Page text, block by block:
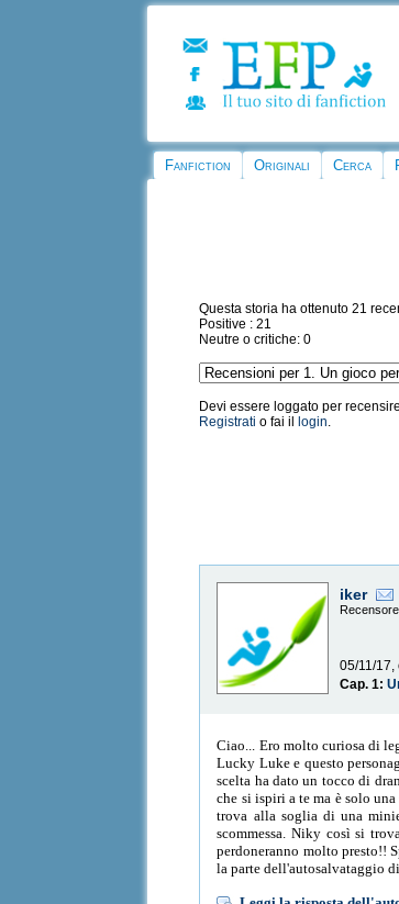
Fanfiction Originali Cerca
Questa storia ha ottenuto 21
Positive : 21
Neutre o critiche: 0
Devi essere loggato per
Registrati o fai il login.
iker
05/11/17,
Cap. 1:
Ciao... Ero molto curiosa di
Lucky Luke e questo
scelta ha dato un tocco di
che si ispiri a te ma è solo
trova alla soglia di una
scommessa. Niky così si
perdoneranno molto presto!!
la parte dell'autosalvataggio